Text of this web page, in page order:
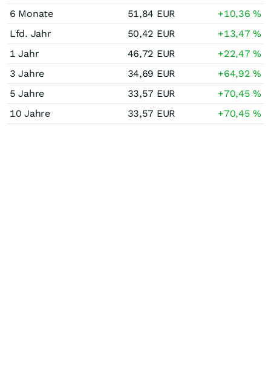
6 Monate 51,84 EUR +10,36%
Lfd. Jahr
50,42 EUR +13,47%
1 Jahr
46,72 EUR +22,47%
3 Jahre
34,69 EUR +64,92%
5 Jahre
33,57 EUR +70,45%
10 Jahre
33,57 EUR +70,45%